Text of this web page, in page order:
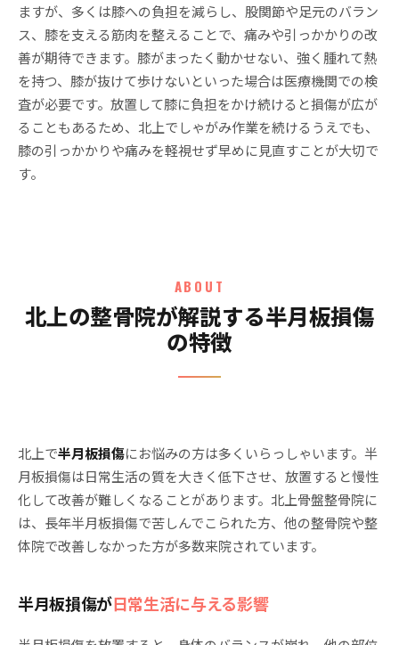
ますが、多くは膝への負担を減らし、股関節や足元のバラン
ス、膝を支える筋肉を整えることで、痛みや引っかかりの改
善が期待できます。膝がまったく動かせない、強く腫れて熱
を持つ、膝が抜けて歩けないといった場合は医療機関での検
査が必要です。放置して膝に負担をかけ続けると損傷が広が
ることもあるため、北上でしゃがみ作業を続けるうえでも、
膝の引っかかりや痛みを軽視せず早めに見直すことが大切で
す。
ABOUT
北上の整骨院が解説する半月板損傷
の特徴
北上で半月板損傷にお悩みの方は多くいらっしゃいます。半
月板損傷は日常生活の質を大きく低下させ、放置すると慢性
化して改善が難しくなることがあります。北上骨盤整骨院に
は、長年半月板損傷で苦しんでこられた方、他の整骨院や整
体院で改善しなかった方が多数来院されています。
半月板損傷が日常生活に与える影響